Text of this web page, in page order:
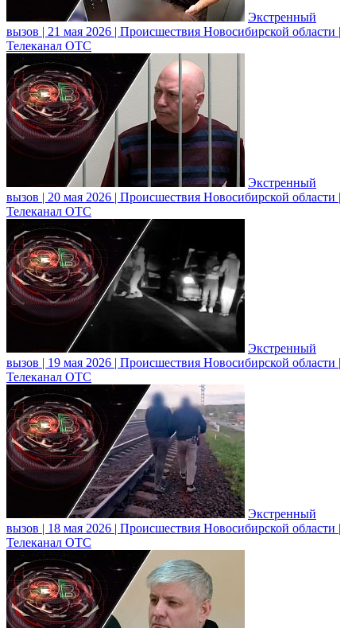
Экстренный
вызов | 21 мая 2026 | Происшествия Новосибирской области |
Телеканал ОТС
Экстренный
вызов | 20 мая 2026 | Происшествия Новосибирской области |
Телеканал ОТС
Экстренный
вызов | 19 мая 2026 | Происшествия Новосибирской области |
Телеканал ОТС
Экстренный
вызов | 18 мая 2026 | Происшествия Новосибирской области |
Телеканал ОТС